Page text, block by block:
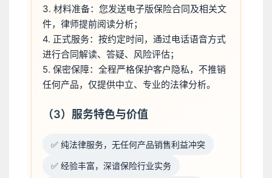
3. 材料准备：您发送电子版保险合同及相关文
件，律师提前阅读分析；
4. 正式服务：按约定时间，通过电话语音方式
进行合同解读、答疑、风险评估；
5. 保密保障：全程严格保护客户隐私，不推销
任何产品，仅提供中立、专业的法律分析。
（3）服务特色与价值
✅ 纯法律服务，无任何产品销售利益冲突
✅ 经验丰富，深谙保险行业实务